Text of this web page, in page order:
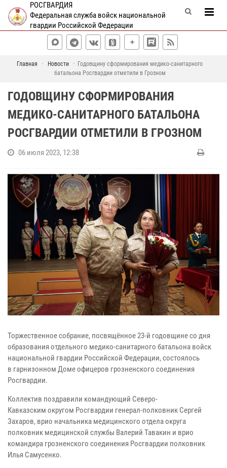
РОСГВАРДИЯ
Федеральная служба войск национальной
гвардии Российской Федерации
Главная Новости
Годовщину сформирования медико-санитарного
батальона Росгвардии отметили в Грозном
ГОДОВЩИНУ СФОРМИРОВАНИЯ
МЕДИКО-САНИТАРНОГО БАТАЛЬОНА
РОСГВАРДИИ ОТМЕТИЛИ В ГРОЗНОМ
06 июля 2023, 12:38
Торжественное собрание, посвящённое 23-й годовщине со дня
образования отдельного медико-санитарного батальона войск
национальной гвардии Российской Федерации, состоялось
в гарнизонном Доме офицеров грозненского соединения
Росгвардии.
Коллектив поздравили командующий Северо-
Кавказским округом Росгвардии генерал-полковник Сергей
Захаров, врио начальника медицинского отдела округа
полковник медицинской службы Валерий Тавакин и врио
командира грозненского соединения Росгвардии полковник
Илья Самусенко.